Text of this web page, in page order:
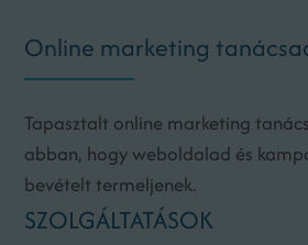
Online marketing
Tapasztalt online marketing
abban, hogy weboldalad és
bevételt termeljenek.
SZOLGÁLTATÁSOK